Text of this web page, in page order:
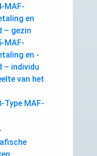
MAF-
en
– gezin
MAF-
en -
– individu
van het
Type MAF-